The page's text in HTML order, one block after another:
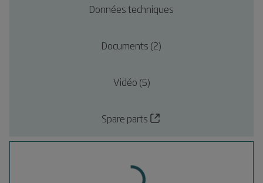
Données techniques
Documents (2)
Vidéo (5)
Spare parts